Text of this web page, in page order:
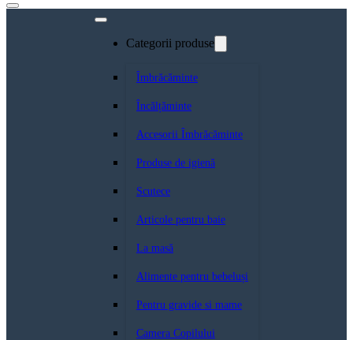
Categorii produse
Îmbrăcăminte
Încălțăminte
Accesorii Îmbrăcăminte
Produse de igienă
Scutece
Articole pentru baie
La masă
Alimente pentru bebeluși
Pentru gravide si mame
Camera Copilului